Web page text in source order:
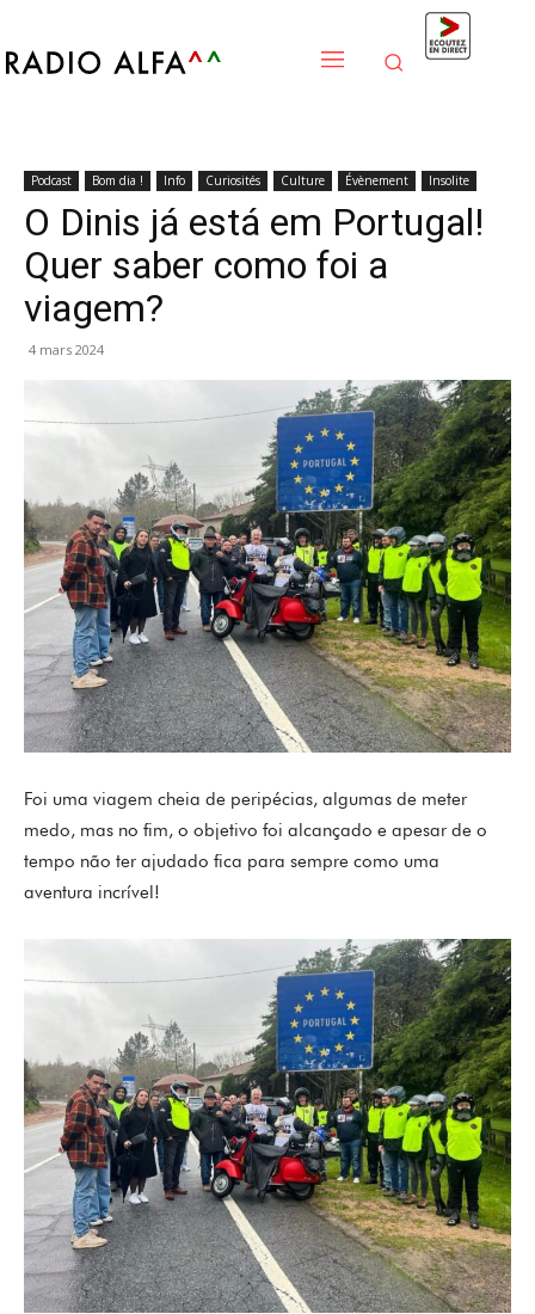
Podcast Bom dia ! Info Curiosités Culture Évènement Insolite
O Dinis já está em Portugal!
Quer saber como foi a
viagem?
4 mars 2024
Foi uma viagem cheia de peripécias, algumas de meter
medo, mas no fim, o objetivo foi alcançado e apesar de o
tempo não ter ajudado fica para sempre como uma
aventura incrível!